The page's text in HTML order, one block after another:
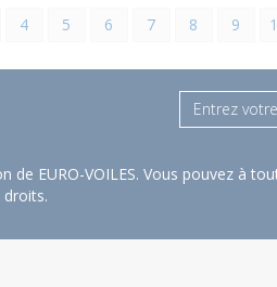
4 5 6 7 8 9
EURO-VOILES. Vous pouvez à
droits.